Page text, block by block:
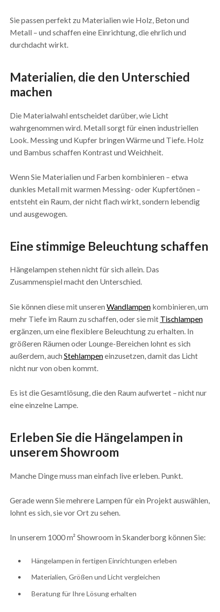
Sie passen perfekt zu Materialien wie Holz, Beton und
Metall – und schaffen eine Einrichtung, die ehrlich und
durchdacht wirkt.
Materialien, die den Unterschied
machen
Die Materialwahl entscheidet darüber, wie Licht
wahrgenommen wird. Metall sorgt für einen industriellen
Look. Messing und Kupfer bringen Wärme und Tiefe. Holz
und Bambus schaffen Kontrast und Weichheit.
Wenn Sie Materialien und Farben kombinieren – etwa
dunkles Metall mit warmen Messing- oder Kupfertönen –
entsteht ein Raum, der nicht flach wirkt, sondern lebendig
und ausgewogen.
Eine stimmige Beleuchtung schaffen
Hängelampen stehen nicht für sich allein. Das
Zusammenspiel macht den Unterschied.
Sie können diese mit unseren Wandlampenkombinieren, um
mehr Tiefe im Raum zu schaffen, oder sie mit Tischlampen
ergänzen, um eine flexiblere Beleuchtung zu erhalten. In
größeren Räumen oder Lounge-Bereichen lohnt es sich
außerdem, auch Stehlampeneinzusetzen, damit das Licht
nicht nur von oben kommt.
Es ist die Gesamtlösung, die den Raum aufwertet – nicht nur
eine einzelne Lampe.
Erleben Sie die Hängelampen in
unserem Showroom
Manche Dinge muss man einfach live erleben. Punkt.
Gerade wenn Sie mehrere Lampen für ein Projekt auswählen,
lohnt es sich, sie vor Ort zu sehen.
In unserem 1000 m² Showroom in Skanderborg können Sie:
Hängelampen in fertigen Einrichtungen erleben
Materialien, Größen und Licht vergleichen
Beratung für Ihre Lösung erhalten